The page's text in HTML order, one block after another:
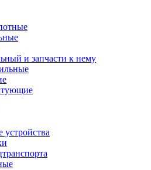
и запчасти к нему
устройства